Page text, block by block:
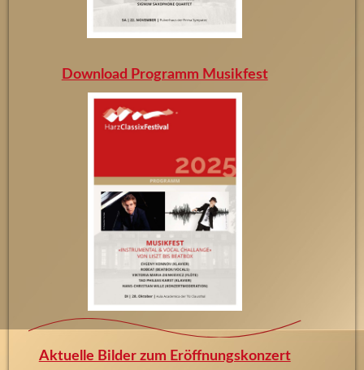
Download Programm Musikfest
Aktuelle Bilder zum Eröffnungskonzert